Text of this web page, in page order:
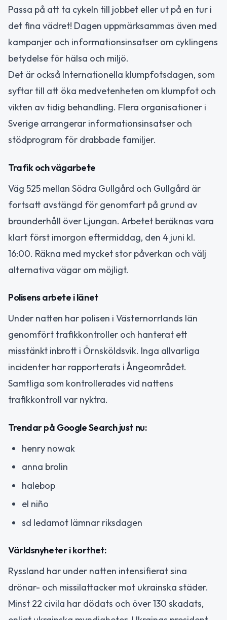
Passa på att ta cykeln till jobbet eller ut på en tur i
det fina vädret! Dagen uppmärksammas även med
kampanjer och informationsinsatser om cyklingens
betydelse för hälsa och miljö.
Det är också Internationella klumpfotsdagen, som
syftar till att öka medvetenheten om klumpfot och
vikten av tidig behandling. Flera organisationer i
Sverige arrangerar informationsinsatser och
stödprogram för drabbade familjer.
Trafik och vägarbete
Väg 525 mellan Södra Gullgård och Gullgård är
fortsatt avstängd för genomfart på grund av
brounderhåll över Ljungan. Arbetet beräknas vara
klart först imorgon eftermiddag, den 4 juni kl.
16:00. Räkna med mycket stor påverkan och välj
alternativa vägar om möjligt.
Polisens arbete i länet
Under natten har polisen i Västernorrlands län
genomfört trafikkontroller och hanterat ett
misstänkt inbrott i Örnsköldsvik. Inga allvarliga
incidenter har rapporterats i Ångeområdet.
Samtliga som kontrollerades vid nattens
trafikkontroll var nyktra.
Trendar på Google Search just nu:
henry nowak
anna brolin
halebop
el niño
sd ledamot lämnar riksdagen
Världsnyheter i korthet:
Ryssland har under natten intensifierat sina
drönar- och missilattacker mot ukrainska städer.
Minst 22 civila har dödats och över 130 skadats,